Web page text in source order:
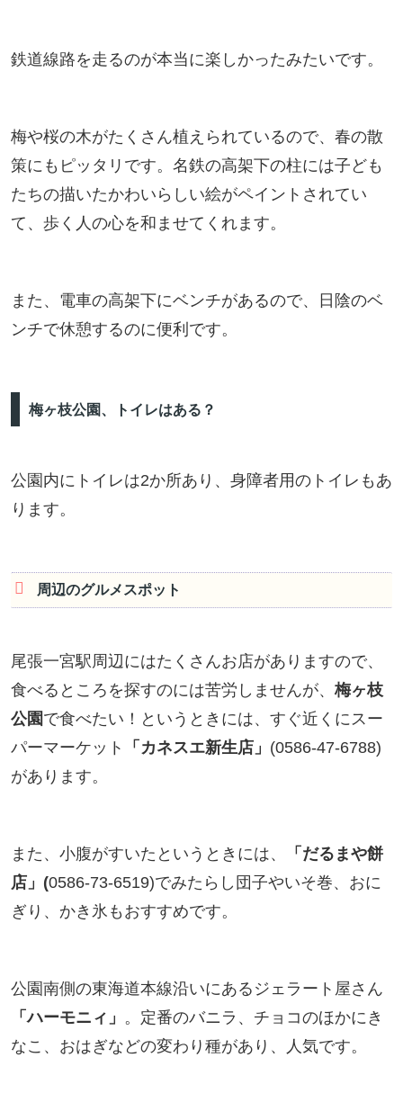
鉄道線路を走るのが本当に楽しかったみたいです。
梅や桜の木がたくさん植えられているので、春の散
策にもピッタリです。名鉄の高架下の柱には子ども
たちの描いたかわいらしい絵がペイントされてい
て、歩く人の心を和ませてくれます。
また、電車の高架下にベンチがあるので、日陰のベ
ンチで休憩するのに便利です。
梅ヶ枝公園、トイレはある？
公園内にトイレは2か所あり、身障者用のトイレもあ
ります。
周辺のグルメスポット
尾張一宮駅周辺にはたくさんお店がありますので、
食べるところを探すのには苦労しませんが、梅ヶ枝
公園で食べたい！というときには、すぐ近くにスー
パーマーケット
「カネスエ新生店」 (0586-47-6788)
があります。
また、小腹がすいたというときには、
「だるまや餅
店」(0586-73-6519)でみたらし団子やいそ巻、おに
ぎり、かき氷もおすすめです。
公園南側の東海道本線沿いにあるジェラート屋さん
「ハーモニィ」 。定番のバニラ、チョコのほかにき
なこ、おはぎなどの変わり種があり、人気です。